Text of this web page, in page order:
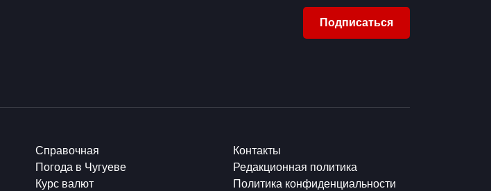
Подписаться
Справочная
Погода в Чугуеве
Курс валют
Контакты
Редакционная политика
Политика конфиденциальности